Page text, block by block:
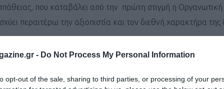
- Do Not Process My Personal Information
opt-out of the sale, sharing to third parties, or processing of your
που καταβάλει από την πρώτη στιγμή η Οργανωτική
περαιτέρω την αξιοπιστία και τον διεθνή χαρακτήρα
συμμετέχοντες.
Γιώργο Δούση, τον μοναδικό Έλληνα Διεθνή μετρητή Α΄